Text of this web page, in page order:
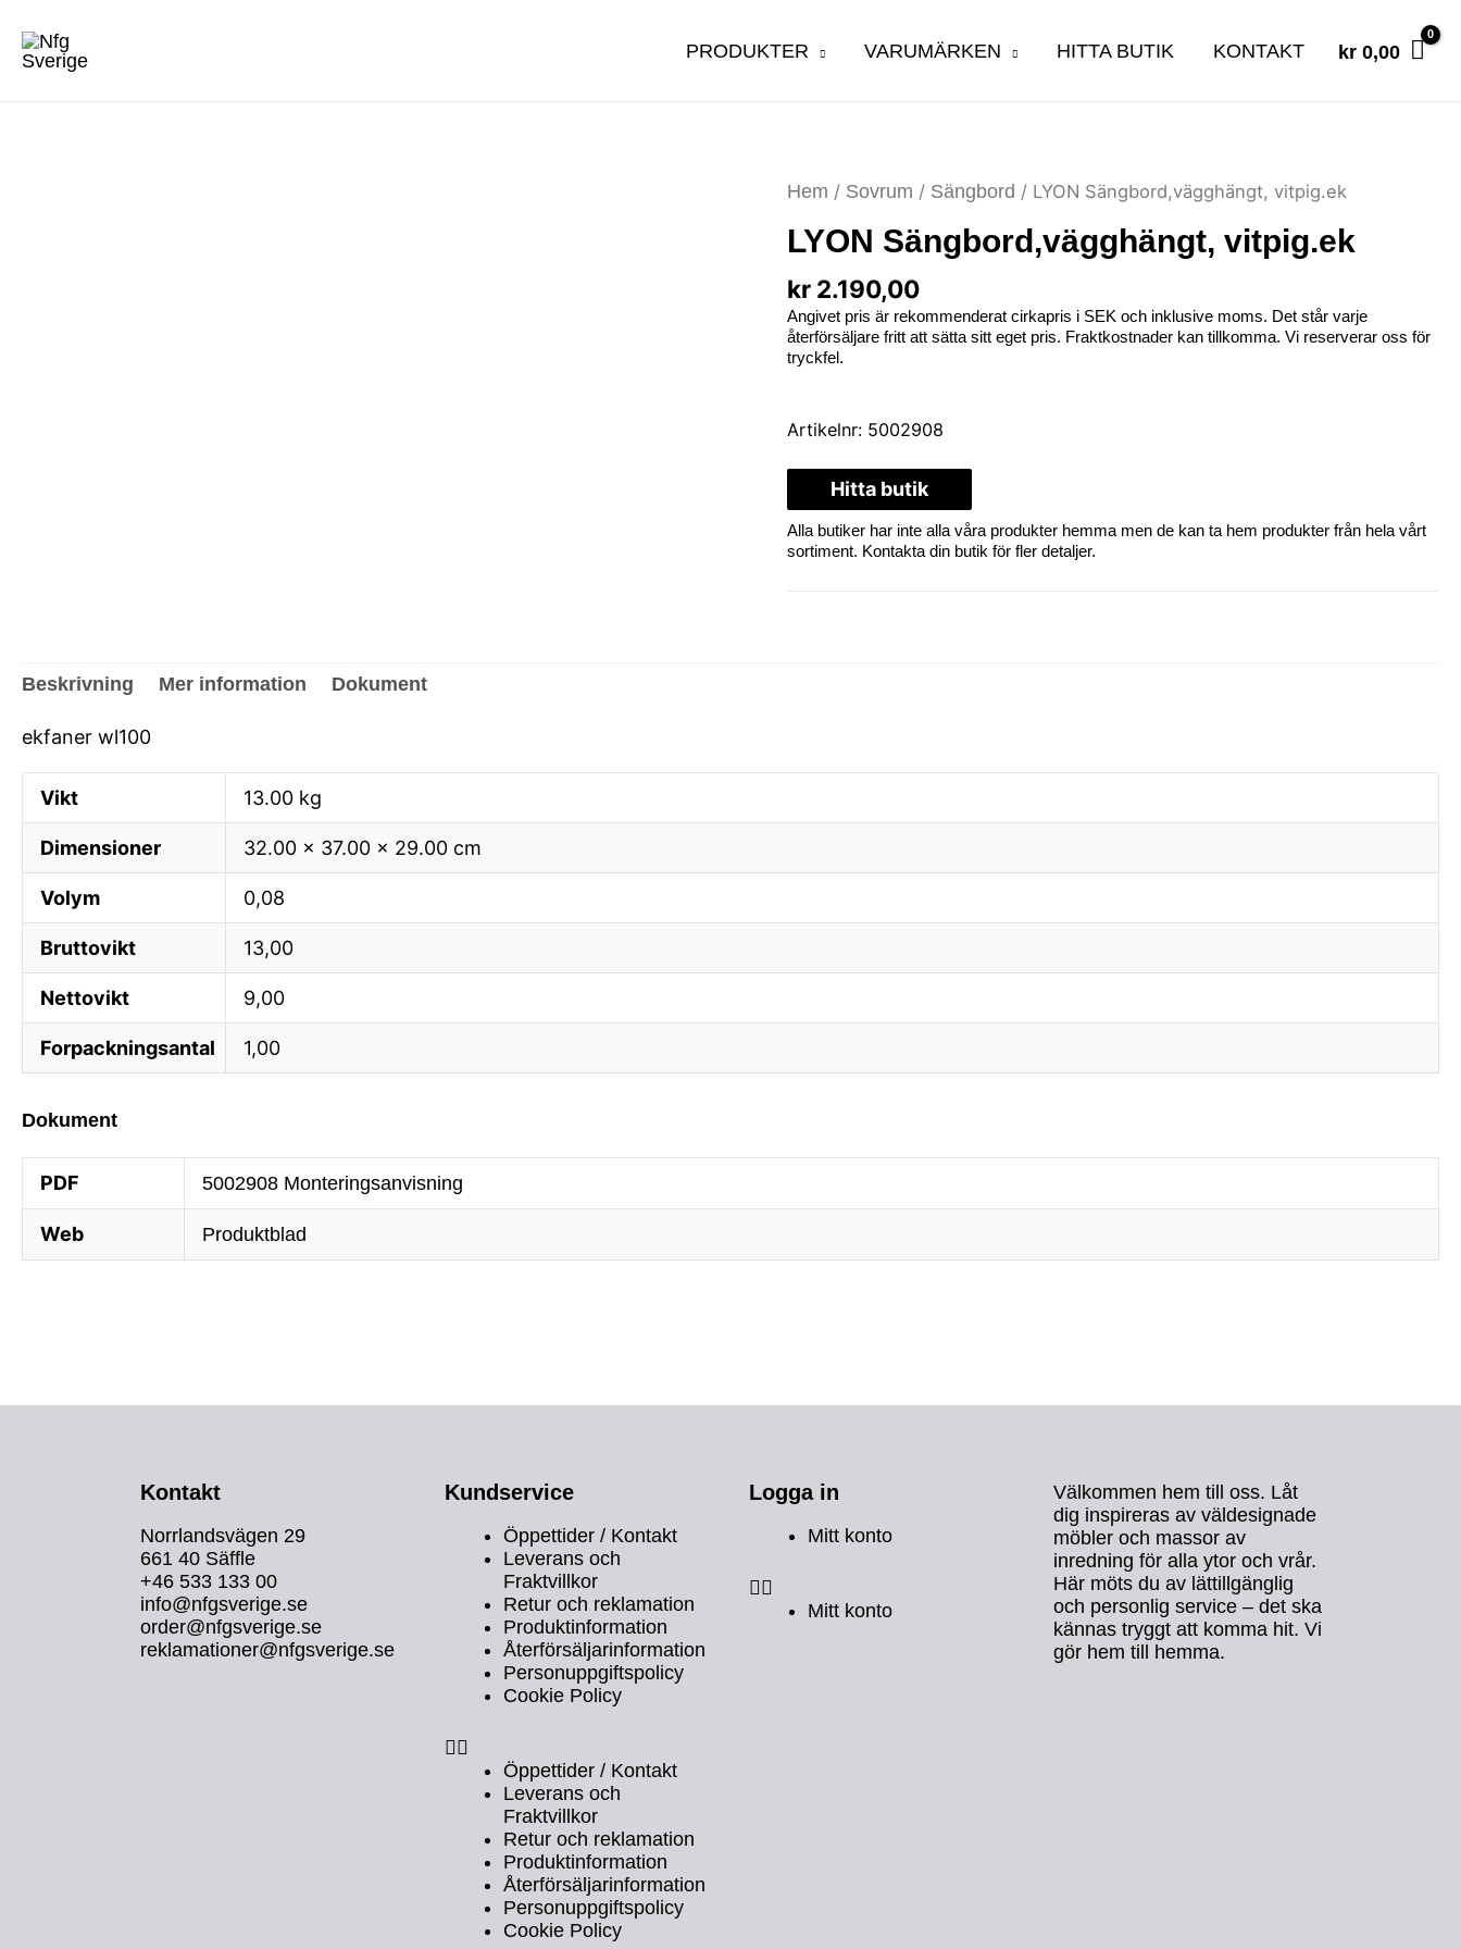
PRODUKTER VARUMÄRKEN HITTA BUTIK KONTAKT kr 0,00
Hem / Sovrum / Sängbord / LYON Sängbord,vägghängt, vitpig.ek
LYON Sängbord,vägghängt, vitpig.ek
kr 2.190,00
Angivet pris är rekommenderat cirkapris i SEK och inklusive moms. Det står varje
återförsäljare fritt att sätta sitt eget pris. Fraktkostnader kan tillkomma. Vi reserverar oss för
tryckfel.
Artikelnr: 5002908
Hitta butik
Alla butiker har inte alla våra produkter hemma men de kan ta hem produkter från hela vårt
sortiment. Kontakta din butik för fler detaljer.
Beskrivning Mer information Dokument
ekfaner wl100
Vikt 13.00 kg
Dimensioner 32.00 × 37.00 × 29.00 cm
Volym 0,08
Bruttovikt 13,00
Nettovikt 9,00
Forpackningsantal 1,00
Dokument
PDF 5002908 Monteringsanvisning
Web Produktblad
Kontakt
Norrlandsvägen 29
661 40 Säffle
+46 533 133 00
info@nfgsverige.se
order@nfgsverige.se
reklamationer@nfgsverige.se
Kundservice
Öppettider / Kontakt
Leverans och
Fraktvillkor
Retur och reklamation
Produktinformation
Återförsäljarinformation
Personuppgiftspolicy
Cookie Policy
Öppettider / Kontakt
Leverans och
Fraktvillkor
Retur och reklamation
Produktinformation
Återförsäljarinformation
Personuppgiftspolicy
Cookie Policy
Logga in
Mitt konto
Mitt konto
Välkommen hem till oss. Låt
dig inspireras av väldesignade
möbler och massor av
inredning för alla ytor och vrår.
Här möts du av lättillgänglig
och personlig service – det ska
kännas tryggt att komma hit. Vi
gör hem till hemma.